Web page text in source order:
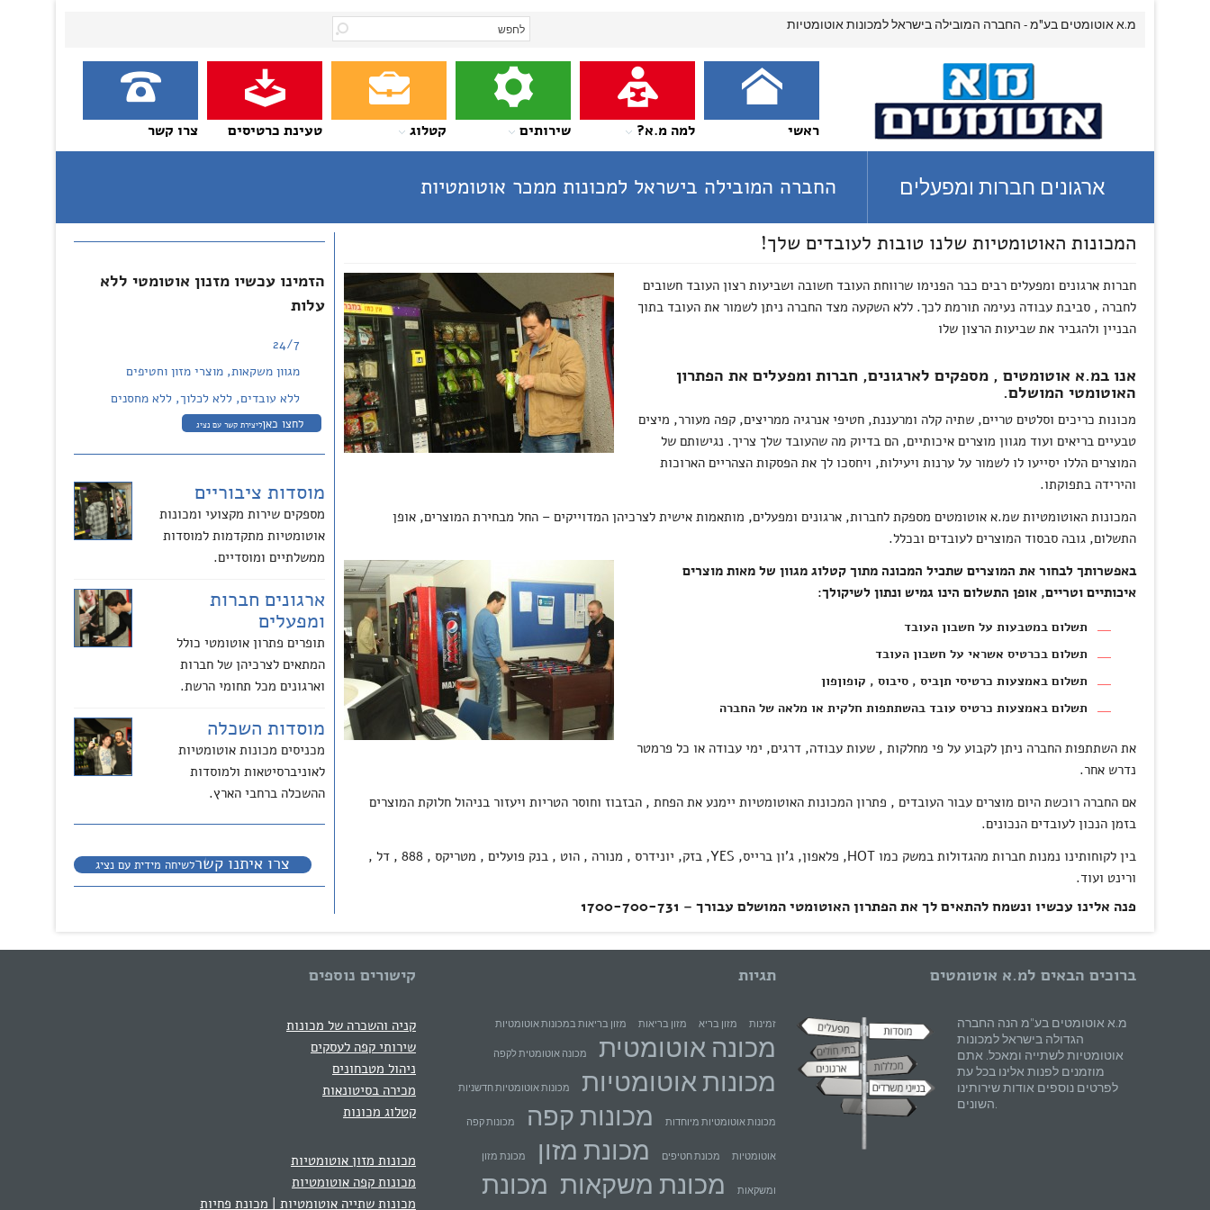
מ.א אוטומטים בע"מ - החברה המובילה בישראל למכונות אוטומטיות
ראשי למה מ.א? שירותים קטלוג טעינת כרטיסים צרו קשר
ארגונים חברות ומפעלים החברה המובילה בישראל למכונות ממכר אוטומטיות
המכונות האוטומטיות שלנו טובות לעובדים שלך!
חברות ארגונים ומפעלים רבים כבר הפנימו שרווחת העובד חשובה ושביעות רצון העובד חשובים
לחברה , סביבת עבודה נעימה תורמת לכך. ללא השקעה מצד החברה ניתן לשמור את העובד בתוך
הבניין ולהגביר את שביעות הרצון שלו
אנו במ.א אוטומטים , מספקים לארגונים, חברות ומפעלים את הפתרון
האוטומטי המושלם.
מכונות כריכים וסלטים טריים, שתיה קלה ומרעננת, חטיפי אנרגיה ממריצים, קפה מעורר, מיצים
טבעיים בריאים ועוד מגוון מוצרים איכותיים, הם בדיוק מה שהעובד שלך צריך. נגישותם של
המוצרים הללו יסייעו לו לשמור על ערנות ויעילות, ויחסכו לך את הפסקות הצהריים הארוכות
והירידה בתפוקתו.
המכונות האוטומטיות שמ.א אוטומטים מספקת לחברות, ארגונים ומפעלים, מותאמות אישית לצרכיהן המדוייקים – החל מבחירת המוצרים, אופן
התשלום, גובה סבסוד המוצרים לעובדים ובכלל.
באפשרותך לבחור את המוצרים שתכיל המכונה מתוך קטלוג מגוון של מאות מוצרים
איכותיים וטריים, אופן התשלום הינו גמיש ונתון לשיקולך:
תשלום במטבעות על חשבון העובד
תשלום בכרטיס אשראי על חשבון העובד
תשלום באמצעות כרטיסי תןביס , סיבוס , קופוןפון
תשלום באמצעות כרטיס עובד בהשתתפות חלקית או מלאה של החברה
את השתתפות החברה ניתן לקבוע על פי מחלקות , שעות עבודה, דרגים, ימי עבודה או כל פרמטר
נדרש אחר.
אם החברה רוכשת היום מוצרים עבור העובדים , פתרון המכונות האוטומטיות יימנע את הפחת , הבזבוז וחוסר הטריות ויעזור בניהול חלוקת המוצרים
בזמן הנכון לעובדים הנכונים.
בין לקוחותינו נמנות חברות מהגדולות במשק כמו HOT, פלאפון, ג'ון ברייס, YES
, בזק, יונידרס , מנורה , הוט , בנק פועלים , מטריקס , 888 , דל ,
ורינט ועוד.
פנה אלינו עכשיו ונשמח להתאים לך את הפתרון האוטומטי המושלם עבורך – 1700-700-731
הזמינו עכשיו מזנון אוטומטי ללא
עלות
24/7
מגוון משקאות, מוצרי מזון וחטיפים
ללא עובדים, ללא לכלוך, ללא מחסנים
לחצו כאןליצירת קשר עם נציג
מוסדות ציבוריים
מספקים שירות מקצועי ומכונות
אוטומטיות מתקדמות למוסדות
ממשלתיים ומוסדיים.
ארגונים חברות
ומפעלים
תופרים פתרון אוטומטי כולל
המתאים לצרכיהן של חברות
וארגונים מכל תחומי הרשת.
מוסדות השכלה
מכניסים מכונות אוטומטיות
לאוניברסיטאות ולמוסדות
ההשכלה ברחבי הארץ.
צרו איתנו קשרלשיחה מידית עם נציג
קישורים נוספים
קניה והשכרה של מכונות
שירותי קפה לעסקים
ניהול מטבחונים
מכירה בסיטונאות
קטלוג מכונות
מכונות מזון אוטומטיות
מכונות קפה אוטומטיות
מכונות שתייה אוטומטיות | מכונת פחיות
תגיות
זמינות מזון בריא מזון בריאות מזון בריאות במכונות אוטומטיות
מכונה אוטומטית מכונה אוטומטית לקפה
מכונות אוטומטיות מכונות אוטומטיות חדשניות
מכונות אוטומטיות מיוחדות מכונות קפה מכונות קפה
אוטומטיות מכונת חטיפים מכונת מזון מכונת מזון
ומשקאות מכונת משקאות מכונת
ברוכים הבאים למ.א אוטומטים
מ.א אוטומטים בע"מ הנה החברה
הגדולה בישראל למכונות
אוטומטיות לשתייה ומאכל. אתם
מוזמנים לפנות אלינו בכל עת
לפרטים נוספים אודות שירותינו
השונים.